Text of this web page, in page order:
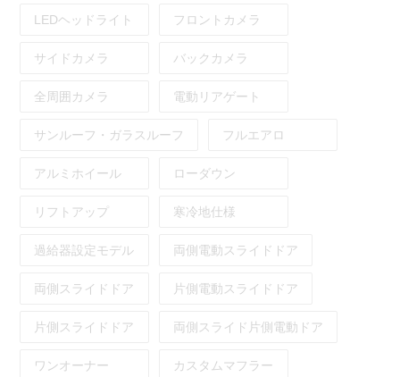
LEDヘッドライト フロントカメラ
サイドカメラ バックカメラ
全周囲カメラ 電動リアゲート
サンルーフ・ガラスルーフ フルエアロ
アルミホイール ローダウン
リフトアップ 寒冷地仕様
過給器設定モデル 両側電動スライドドア
両側スライドドア 片側電動スライドドア
片側スライドドア 両側スライド片側電動ドア
ワンオーナー カスタムマフラー